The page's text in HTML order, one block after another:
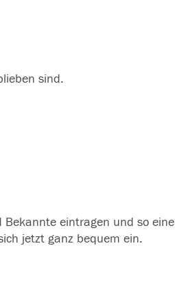
sind.
Bekannte eintragen und so eine
jetzt ganz bequem ein.